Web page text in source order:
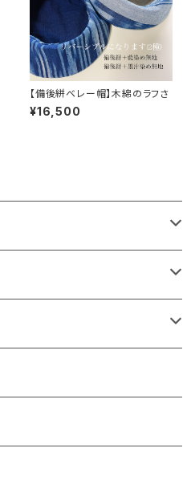
【備後絣ベレー帽】木綿のラフさ
¥16,500